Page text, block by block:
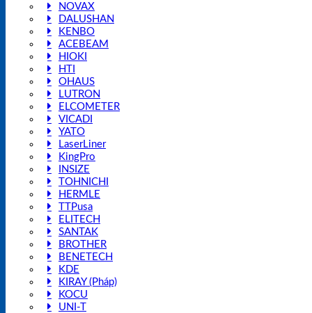
NOVAX
DALUSHAN
KENBO
ACEBEAM
HIOKI
HTI
OHAUS
LUTRON
ELCOMETER
VICADI
YATO
LaserLiner
KingPro
INSIZE
TOHNICHI
HERMLE
TTPusa
ELITECH
SANTAK
BROTHER
BENETECH
KDE
KIRAY (Pháp)
KOCU
UNI-T